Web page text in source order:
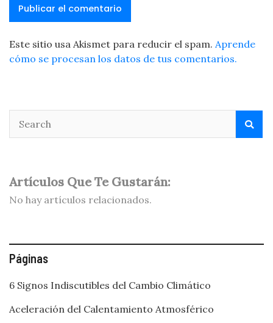
Este sitio usa Akismet para reducir el spam. Aprende
cómo se procesan los datos de tus comentarios.
Artículos Que Te Gustarán:
No hay artículos relacionados.
Páginas
6 Signos Indiscutibles del Cambio Climático
Aceleración del Calentamiento Atmosférico